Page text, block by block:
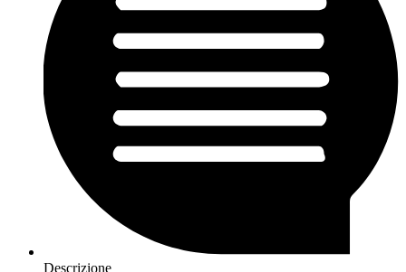
Descrizione